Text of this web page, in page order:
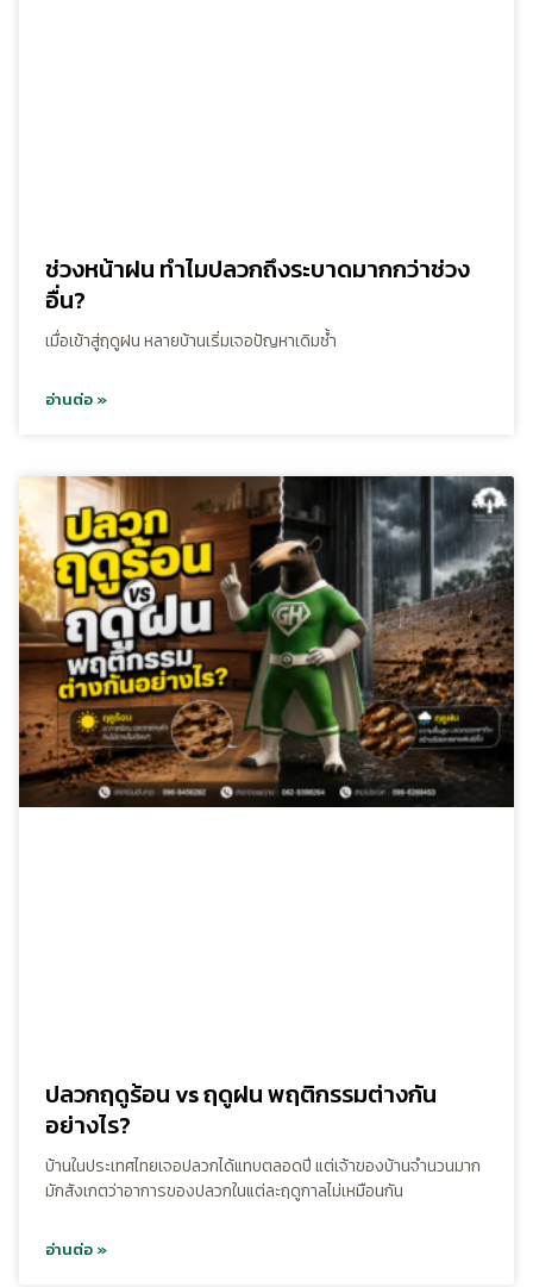
ช่วงหน้าฝน ทำไมปลวกถึงระบาดมากกว่าช่วง
อื่น?
เมื่อเข้าสู่ฤดูฝน หลายบ้านเริ่มเจอปัญหาเดิมซ้ำ
อ่านต่อ »
ปลวกฤดูร้อน vs ฤดูฝน พฤติกรรมต่างกัน
อย่างไร?
บ้านในประเทศไทยเจอปลวกได้แทบตลอดปี แต่เจ้าของบ้านจำนวนมาก
มักสังเกตว่าอาการของปลวกในแต่ละฤดูกาลไม่เหมือนกัน
อ่านต่อ »